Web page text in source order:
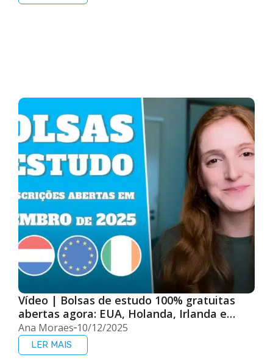
Vídeo | Bolsas de estudo 100% gratuitas
abertas agora: EUA, Holanda, Irlanda e
Erasmus Mundus (Europa)!
Ana Moraes 10/12/2025
LER MAIS